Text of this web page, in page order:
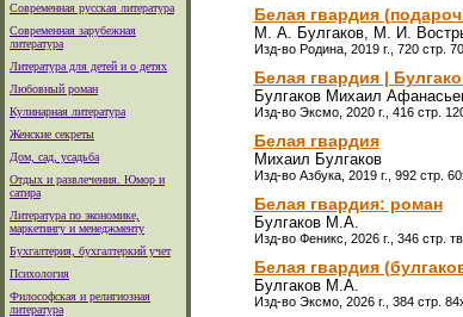
Современная русская литература
Современная зарубежная
литература
Литература для детей и о детях
Любовный роман
Кулинарная литература
Женские секреты
Дом, сад, усадьба
Отдых и развлечения. Юмор и
сатира
Литература по экономике,
маркетингу и менеджменту
Бухгалтерия, бухгалтеркий учет
Психология
Философская и религиозная
литература
Белая гвардия
М. А. Булгаков, М. И.
Изд-во Родина, 2019 г., 720 стр.
Белая гвардия |
Булгаков Михаил
Изд-во Эксмо, 2020 г., 416 стр.
Белая гвардия
Михаил Булгаков
Изд-во Азбука, 2019 г., 992 стр.
Белая гвардия: роман
Булгаков М.А.
Изд-во Феникс, 2026 г., 346 стр.
Белая гвардия
Булгаков М.А.
Изд-во Эксмо, 2026 г., 384 стр.